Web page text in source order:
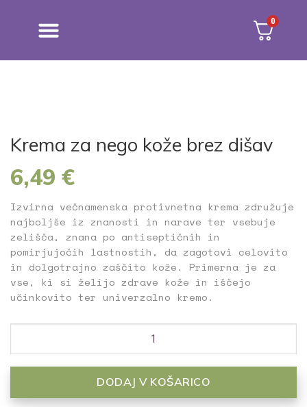
0
Krema za nego kože brez dišav
6,49 €
Izvirna večnamenska protivnetna krema združuje
najboljše iz znanosti in narave ter vsebuje
zelišča, znana po antiseptičnih in
pomirjujočih lastnostih, da zagotovi celovito
in dolgotrajno zaščito kože. Primerna je za
vse, ki si želijo zdrave kože in iščejo
učinkovito ter univerzalno kremo.
DODAJ V KOŠARICO